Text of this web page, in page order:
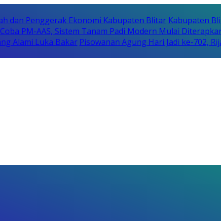
dan Penggerak Ekonomi Kabupaten Blitar Kabupaten
PM-AAS, Sistem Tanam Padi Modern Mulai
Alami Luka Bakar Pisowanan Agung Hari Jadi ke-702,